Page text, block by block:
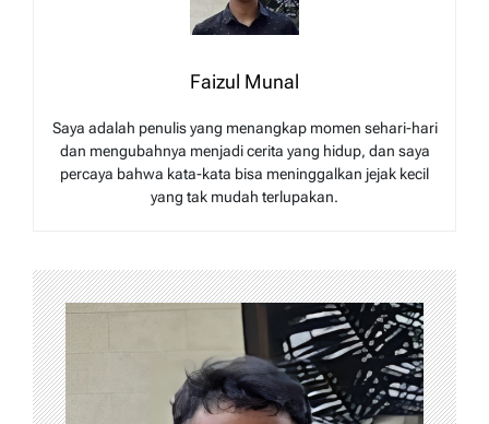
Faizul Munal
Saya adalah penulis yang menangkap momen sehari-hari
dan mengubahnya menjadi cerita yang hidup, dan saya
percaya bahwa kata-kata bisa meninggalkan jejak kecil
yang tak mudah terlupakan.